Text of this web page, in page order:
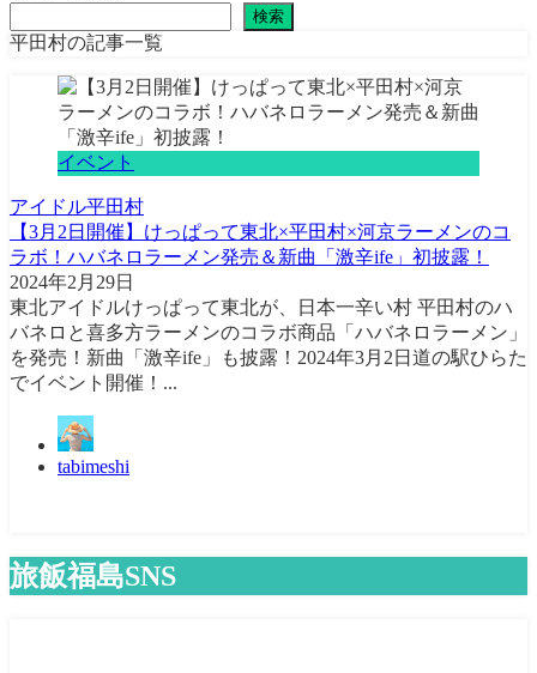
検索
平田村の記事一覧
イベント
アイドル平田村
【3月2日開催】けっぱって東北×平田村×河京ラーメンのコ
ラボ！ハバネロラーメン発売＆新曲「激辛ife」初披露！
2024年2月29日
東北アイドルけっぱって東北が、日本一辛い村 平田村のハ
バネロと喜多方ラーメンのコラボ商品「ハバネロラーメン」
を発売！新曲「激辛ife」も披露！2024年3月2日道の駅ひらた
でイベント開催！...
tabimeshi
旅飯福島SNS